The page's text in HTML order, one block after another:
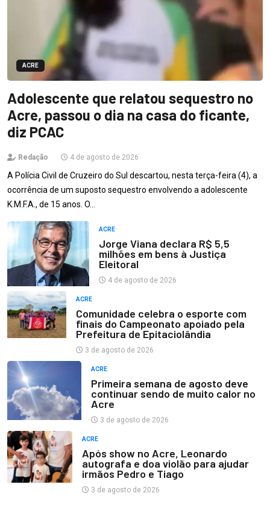
ACRE
Adolescente que relatou sequestro no
Acre, passou o dia na casa do ficante,
diz PCAC
Redação 4 de agosto de 2026
A Polícia Civil de Cruzeiro do Sul descartou, nesta terça-feira (4), a
ocorrência de um suposto sequestro envolvendo a adolescente
K.M.F.A., de 15 anos. O…
ACRE
Jorge Viana declara R$ 5,5
milhões em bens à Justiça
Eleitoral
4 de agosto de 2026
ACRE
Comunidade celebra o esporte com
finais do Campeonato apoiado pela
Prefeitura de Epitaciolândia
3 de agosto de 2026
ACRE
Primeira semana de agosto deve
continuar sendo de muito calor no
Acre
3 de agosto de 2026
ACRE
Após show no Acre, Leonardo
autografa e doa violão para ajudar
irmãos Pedro e Tiago
3 de agosto de 2026